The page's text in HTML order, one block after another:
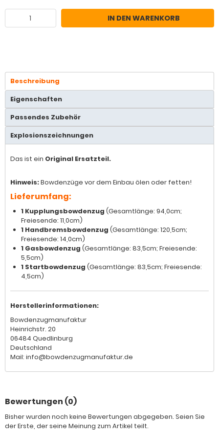
IN DEN WARENKORB
Beschreibung
Eigenschaften
Passendes Zubehör
Explosionszeichnungen
Das ist ein Original Ersatzteil.
Hinweis:Bowdenzüge vor dem Einbau ölen oder fetten!
Lieferumfang:
1 Kupplungsbowdenzug (Gesamtlänge: 94,0cm;
Freiesende: 11,0cm)
1 Handbremsbowdenzug (Gesamtlänge: 120,5cm;
Freiesende: 14,0cm)
1 Gasbowdenzug (Gesamtlänge: 83,5cm; Freiesende:
5,5cm)
1 Startbowdenzug (Gesamtlänge: 83,5cm; Freiesende:
4,5cm)
Herstellerinformationen:
Bowdenzugmanufaktur
Heinrichstr. 20
06484 Quedlinburg
Deutschland
Mail: info@bowdenzugmanufaktur.de
Bewertungen (0)
Bisher wurden noch keine Bewertungen abgegeben. Seien Sie
der Erste, der seine Meinung zum Artikel teilt.